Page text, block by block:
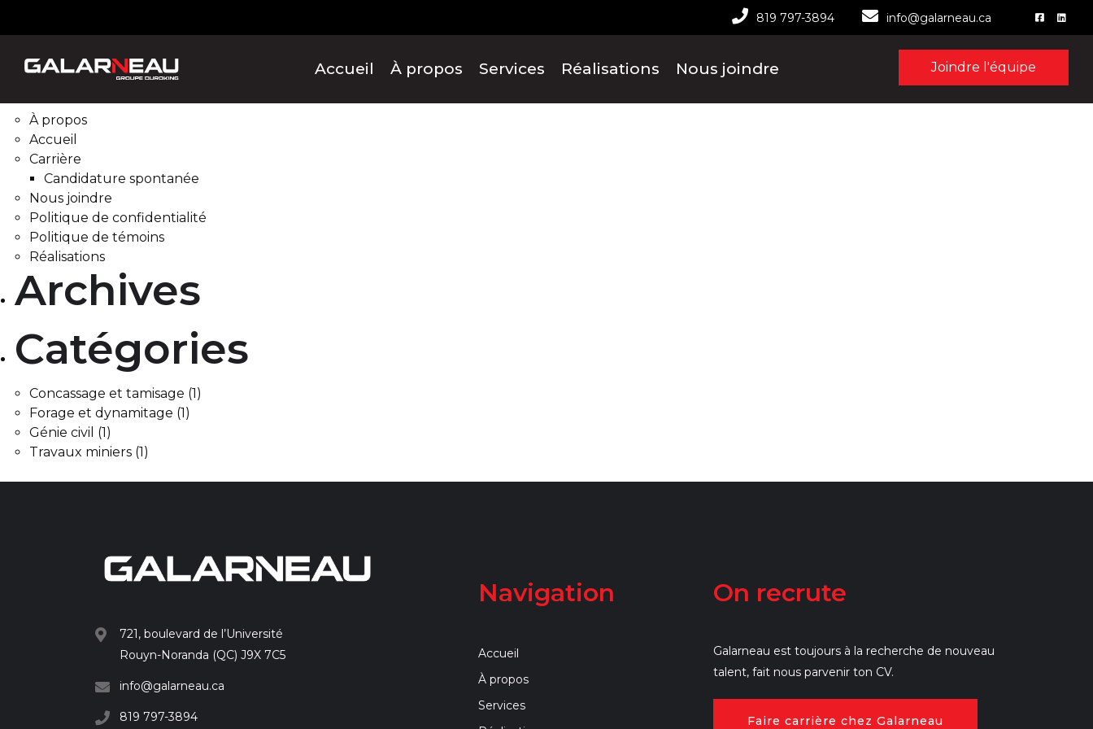
819 797-3894 info@galarneau.ca
Joindre l'équipe
Accueil À propos Services Réalisations Nous joindre
Pages
À propos
Accueil
Carrière
Candidature spontanée
Nous joindre
Politique de confidentialité
Politique de témoins
Réalisations
Archives
Catégories
Concassage et tamisage (1)
Forage et dynamitage (1)
Génie civil (1)
Travaux miniers (1)
721, boulevard de l’Université
Rouyn-Noranda (QC) J9X 7C5
info@galarneau.ca
819 797-3894
Navigation
Accueil
À propos
Services
On recrute
Galarneau est toujours à la recherche de nouveau
talent, fait nous parvenir ton CV.